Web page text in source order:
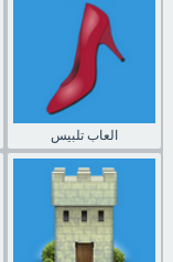
العاب تلبيس